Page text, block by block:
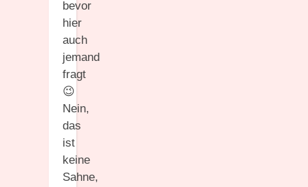
bevor
hier
auch
jemand
fragt
😉
Nein,
das
ist
keine
Sahne,